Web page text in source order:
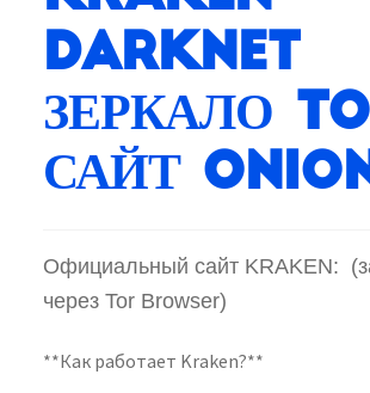
DARKNET
ЗЕРКАЛО
САЙТ
Официальный сайт KRAKEN:
через Tor Browser)
**Как работает Kraken?**